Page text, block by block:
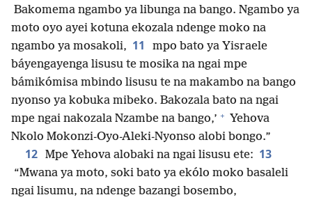
Bakomema ngambo ya libunga na bango. Ngambo ya
moto oyo ayei kotuna ekozala ndenge moko na
ngambo ya mosakoli, 11
mpo bato ya Yisraele
báyengayenga lisusu te mosika na ngai mpe
bámikómisa mbindo lisusu te na makambo na bango
nyonso ya kobuka mibeko. Bakozala bato na ngai
mpe ngai nakozala Nzambe na bango,’ + Yehova
Nkolo Mokonzi-Oyo-Aleki-Nyonso alobi bongo.”
12 Mpe Yehova alobaki na ngai lisusu ete: 13
“Mwana ya moto, soki bato ya ekólo moko basaleli
ngai lisumu, na ndenge bazangi bosembo,